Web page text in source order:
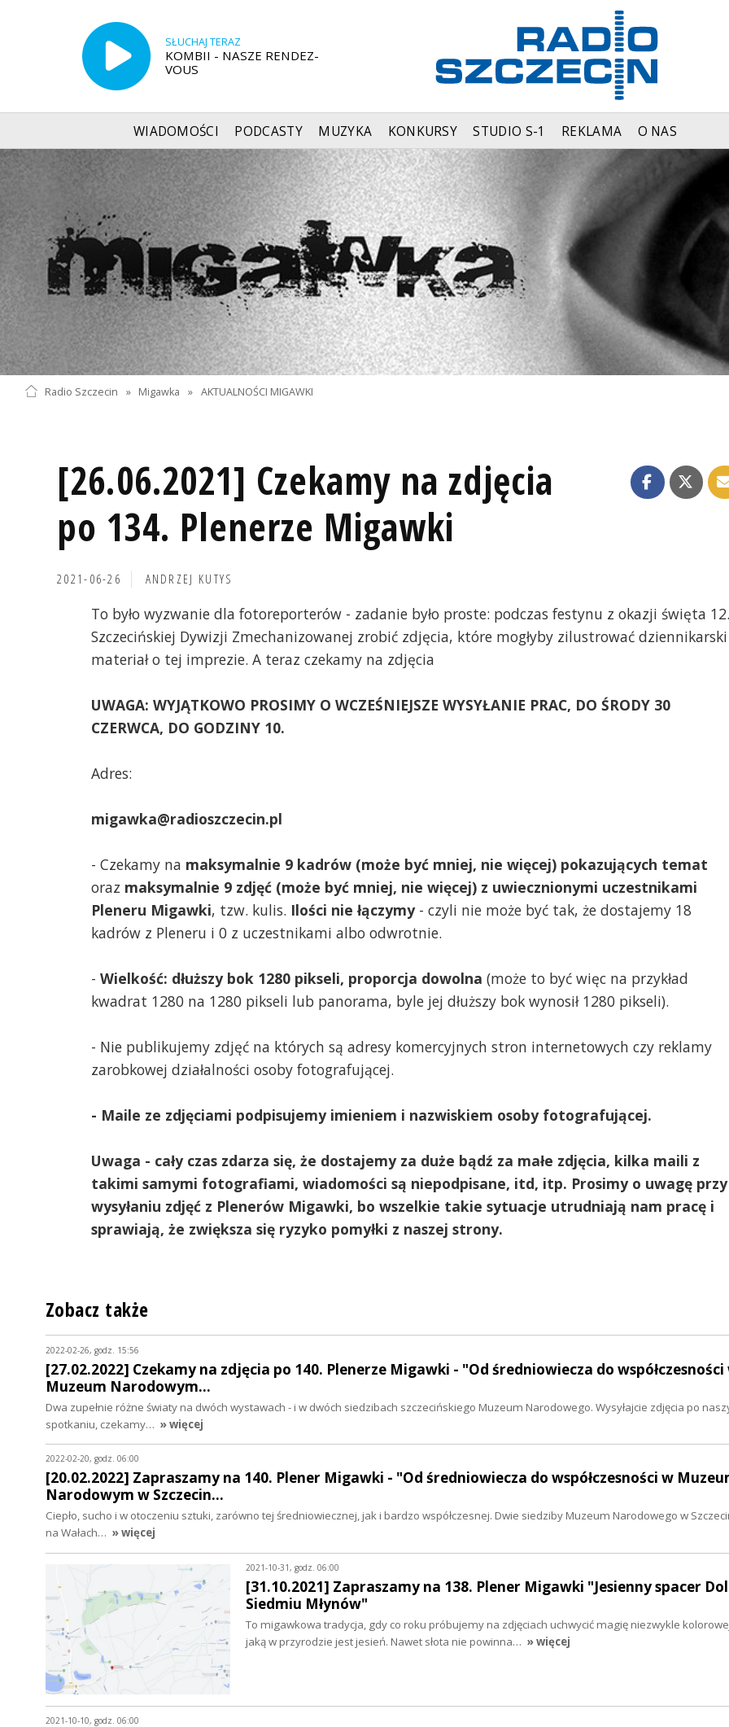
SŁUCHAJ TERAZ
KOMBII - NASZE RENDEZ-
VOUS
WIADOMOŚCI PODCASTY MUZYKA KONKURSY STUDIO S-1 REKLAMA O NAS
Radio Szczecin » Migawka » AKTUALNOŚCI MIGAWKI
[26.06.2021] Czekamy na zdjęcia
po 134. Plenerze Migawki
2021-06-26 ANDRZEJ KUTYS
To było wyzwanie dla fotoreporterów - zadanie było proste: podczas festynu z okazji święta 12.
Szczecińskiej Dywizji Zmechanizowanej zrobić zdjęcia, które mogłyby zilustrować dziennikarski
materiał o tej imprezie. A teraz czekamy na zdjęcia
UWAGA: WYJĄTKOWO PROSIMY O WCZEŚNIEJSZE WYSYŁANIE PRAC, DO ŚRODY 30
CZERWCA, DO GODZINY 10.
Adres:
migawka@radioszczecin.pl
- Czekamy na maksymalnie 9 kadrów (może być mniej, nie więcej) pokazujących temat
oraz maksymalnie 9 zdjęć (może być mniej, nie więcej) z uwiecznionymi uczestnikami
Pleneru Migawki, tzw. kulis. Ilości nie łączymy- czyli nie może być tak, że dostajemy 18
kadrów z Pleneru i 0 z uczestnikami albo odwrotnie.
- Wielkość: dłuższy bok 1280 pikseli, proporcja dowolna (może to być więc na przykład
kwadrat 1280 na 1280 pikseli lub panorama, byle jej dłuższy bok wynosił 1280 pikseli).
- Nie publikujemy zdjęć na których są adresy komercyjnych stron internetowych czy reklamy
zarobkowej działalności osoby fotografującej.
- Maile ze zdjęciami podpisujemy imieniem i nazwiskiem osoby fotografującej.
Uwaga - cały czas zdarza się, że dostajemy za duże bądź za małe zdjęcia, kilka maili z
takimi samymi fotografiami, wiadomości są niepodpisane, itd, itp. Prosimy o uwagę przy
wysyłaniu zdjęć z Plenerów Migawki, bo wszelkie takie sytuacje utrudniają nam pracę i
sprawiają, że zwiększa się ryzyko pomyłki z naszej strony.
Zobacz także
2022-02-26, godz. 15:56
[27.02.2022] Czekamy na zdjęcia po 140. Plenerze Migawki - "Od średniowiecza do współczesności
Muzeum Narodowym…
Dwa zupełnie różne światy na dwóch wystawach - i w dwóch siedzibach szczecińskiego Muzeum Narodowego. Wysyłajcie zdjęcia po
spotkaniu, czekamy… » więcej
2022-02-20, godz. 06:00
[20.02.2022] Zapraszamy na 140. Plener Migawki - "Od średniowiecza do współczesności w
Narodowym w Szczecin…
Ciepło, sucho i w otoczeniu sztuki, zarówno tej średniowiecznej, jak i bardzo współczesnej. Dwie siedziby Muzeum Narodowego w
na Wałach… » więcej
2021-10-31, godz. 06:00
[31.10.2021] Zapraszamy na 138. Plener Migawki "Jesienny spacer
Siedmiu Młynów"
To migawkowa tradycja, gdy co roku próbujemy na zdjęciach uchwycić magię niezwykle
jaką w przyrodzie jest jesień. Nawet słota nie powinna… » więcej
2021-10-10, godz. 06:00